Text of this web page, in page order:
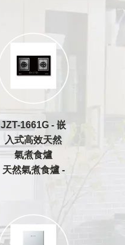
JZT-1661G - 嵌
入式高效天然
氣煮食爐
天然氣煮食爐 -